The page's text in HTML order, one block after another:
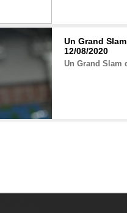
Un Grand
12/08/2020
Un Grand Slam
noire -